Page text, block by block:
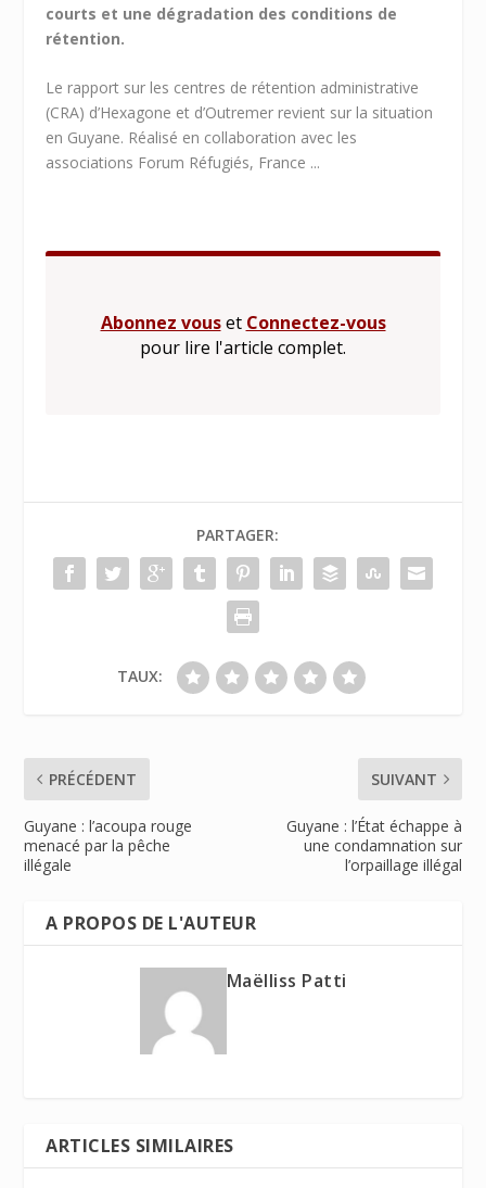
courts et une dégradation des conditions de
rétention.
Le rapport sur les centres de rétention administrative
(CRA) d’Hexagone et d’Outremer revient sur la situation
en Guyane. Réalisé en collaboration avec les
associations Forum Réfugiés, France ...
Abonnez vouset Connectez-vous
pour lire l'article complet.
PARTAGER:
TAUX:
PRÉCÉDENT
Guyane : l’acoupa rouge
menacé par la pêche
illégale
SUIVANT
Guyane : l’État échappe à
une condamnation sur
l’orpaillage illégal
A PROPOS DE L'AUTEUR
Maëlliss Patti
ARTICLES SIMILAIRES